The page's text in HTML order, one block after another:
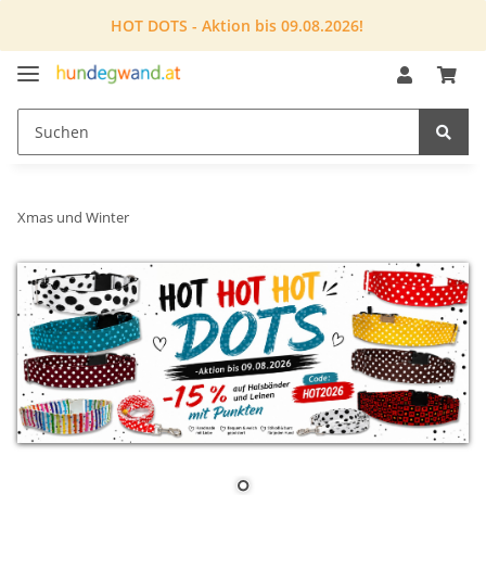
HOT DOTS - Aktion bis 09.08.2026!
Xmas und Winter